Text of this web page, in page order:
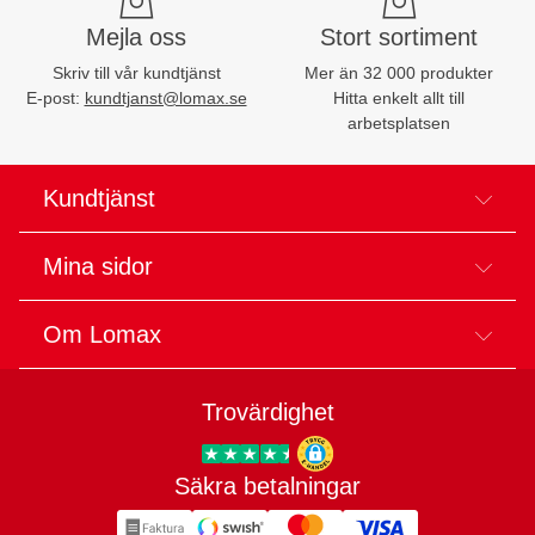
Mejla oss
Skriv till vår kundtjänst
E-post: kundtjanst@lomax.se
Stort sortiment
Mer än 32 000 produkter
Hitta enkelt allt till
arbetsplatsen
Kundtjänst
Mina sidor
Om Lomax
Trovärdighet
Trygg E-handel
Säkra betalningar